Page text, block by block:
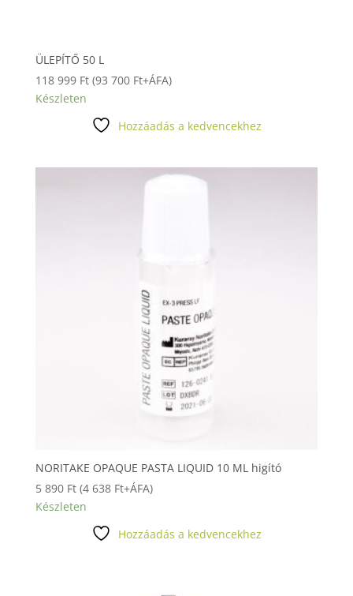
ÜLEPÍTŐ 50 L
118 999 Ft (93 700 Ft+ÁFA)
Készleten
Hozzáadás a kedvencekhez
NORITAKE OPAQUE PASTA LIQUID 10 ML higító
5 890 Ft (4 638 Ft+ÁFA)
Készleten
Hozzáadás a kedvencekhez